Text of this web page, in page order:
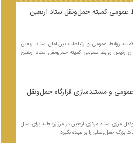
عمومی کمیته حمل‌ونقل ستاد اربعین
روابط عمومی و ارتباطات بین‌الملل ستاد اربعین
رئیس روابط عمومی کمیته حمل‌ونقل ستاد اربعین
و مستندسازی قرارگاه حمل‌ونقل
مرزی ستاد مرکزی اربعین در مرز زرباطیه برای سال